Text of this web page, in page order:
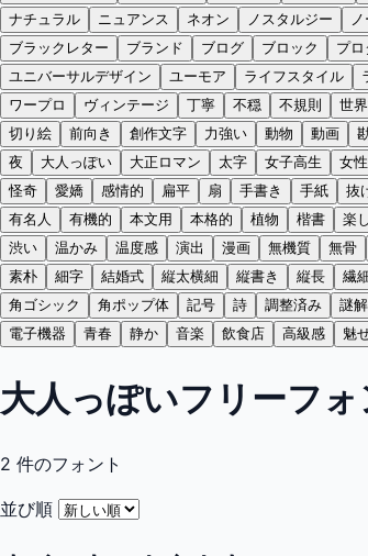
ナチュラル
ニュアンス ネオン ノスタルジー ノ
ブラックレター
ブランド ブログ ブロック プロ
ユニバーサルデザイン
ユーモア ライフスタイル
ワープロ
ヴィンテージ 丁寧 不穏 不規則 世
切り絵
前向き 創作文字 力強い 動物 動画
夜
大人っぽい 大正ロマン 太字 女子高生 女
怪奇
愛嬌 感情的 扁平 扇 手書き 手紙 抜
有名人
有機的 本文用 本格的 植物 楷書 楽
渋い
温かみ 温度感 演出 漫画 無機質 無骨
素朴
細字 結婚式 縦太横細 縦書き 縦長 繊
角ゴシック
角ポップ体 記号 詩 調整済み 謎
電子機器
青春 静か 音楽 飲食店 高級感 魅
大人っぽいフリーフ
2 件のフォント
並び順